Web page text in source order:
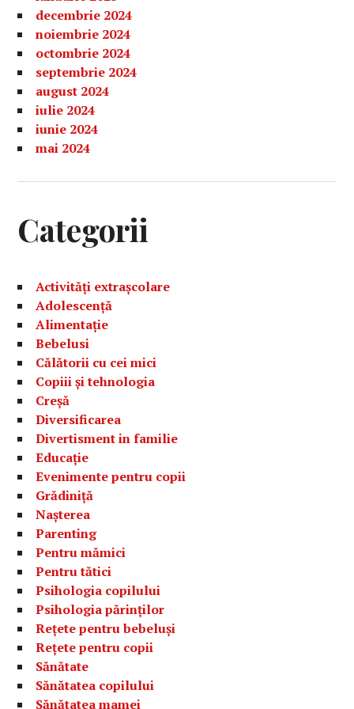
decembrie 2024
noiembrie 2024
octombrie 2024
septembrie 2024
august 2024
iulie 2024
iunie 2024
mai 2024
Categorii
Activități extrașcolare
Adolescență
Alimentație
Bebelusi
Călătorii cu cei mici
Copiii și tehnologia
Creșă
Diversificarea
Divertisment in familie
Educație
Evenimente pentru copii
Grădiniță
Nașterea
Parenting
Pentru mămici
Pentru tătici
Psihologia copilului
Psihologia părinților
Rețete pentru bebeluși
Rețete pentru copii
Sănătate
Sănătatea copilului
Sănătatea mamei